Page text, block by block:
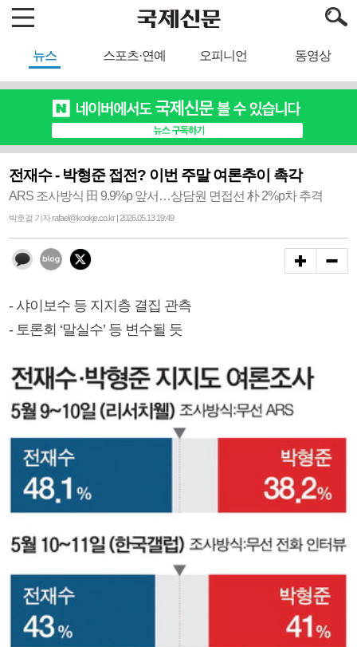
뉴스 스포츠·연예 오피니언 동영상
전재수 - 박형준 접전? 이번 주말 여론추이 촉각
ARS 조사방식 田 9.9%p 앞서…상담원 면접선 朴 2%p차 추격
박호걸 기자 rafael@kookje.co.kr | 2026.05.13 19:49
- 샤이보수 등 지지층 결집 관측
- 토론회 ‘말실수’ 등 변수될 듯